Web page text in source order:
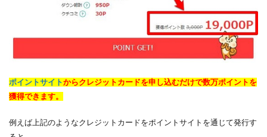
ポイントサイトからクレジットカードを申し込むだけで数万ポイントを
獲得できます。
例えば上記のようなクレジットカードをポイントサイトを通じて発行す